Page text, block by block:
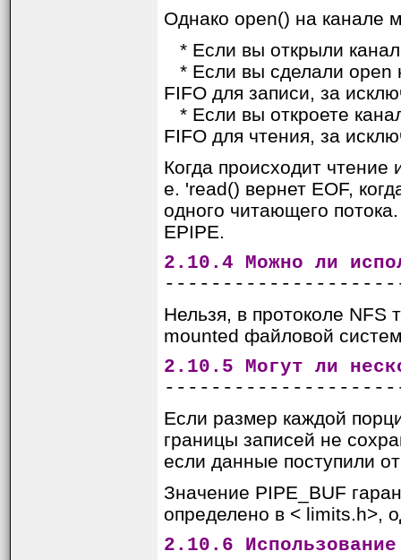
Однако open() на канале
* Если вы открыли канал
* Если вы сделали open
FIFO для записи, за
* Если вы откроете
FIFO для чтения, за
Когда происходит чтение
е. 'read() вернет EOF,
одного читающего
EPIPE.
2.10.4 Можно ли
Нельзя, в протоколе NFS
mounted файловой
2.10.5 Могут ли
Если размер каждой
границы записей не
если данные поступили
Значение PIPE_BUF
определено в < limits.h>,
2.10.6